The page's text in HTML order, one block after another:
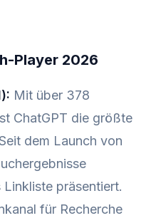
Player 2026
Mit über 378
ChatGPT die größte
dem Launch von
präsentiert.
für Recherche